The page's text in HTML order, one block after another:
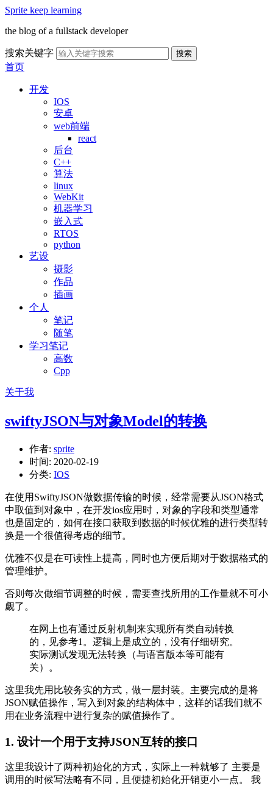
Sprite keep learning
the blog of a fullstack developer
搜索关键字 搜索
首页
开发
IOS
安卓
web前端
react
后台
C++
算法
linux
WebKit
机器学习
嵌入式
RTOS
python
艺设
摄影
作品
插画
个人
笔记
随笔
学习笔记
高数
Cpp
关于我
swiftyJSON与对象Model的转换
作者: sprite
时间: 2020-02-19
分类: IOS
在使用SwiftyJSON做数据传输的时候，经常需要从JSON格式
中取值到对象中，在开发ios应用时，对象的字段和类型通常
也是固定的，如何在接口获取到数据的时候优雅的进行类型转
换是一个很值得考虑的细节。
优雅不仅是在可读性上提高，同时也方便后期对于数据格式的
管理维护。
否则每次做细节调整的时候，需要查找所用的工作量就不可小
觑了。
在网上也有通过反射机制来实现所有类自动转换
的，见参考1。逻辑上是成立的，没有仔细研究。
实际测试发现无法转换（与语言版本等可能有
关）。
这里我先用比较务实的方式，做一层封装。主要完成的是将
JSON赋值操作，写入到对象的结构体中，这样的话我们就不
用在业务流程中进行复杂的赋值操作了。
1. 设计一个用于支持JSON互转的接口
这里我设计了两种初始化的方式，实际上一种就够了 主要是
调用的时候写法略有不同，且便捷初始化开销更小一点。 我